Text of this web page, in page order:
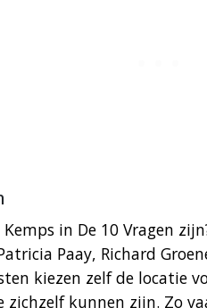
in De 10 Vragen
Paay, Richard
kiezen zelf de locatie
zichzelf kunnen zijn. Zo